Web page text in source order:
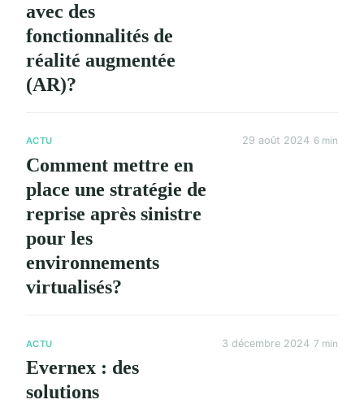
avec des
fonctionnalités de
réalité augmentée
(AR)?
ACTU
Comment mettre en
place une stratégie de
reprise après sinistre
pour les
environnements
virtualisés?
29 août 2024 6 min
ACTU
Evernex : des
solutions
3 décembre 2024 7 min